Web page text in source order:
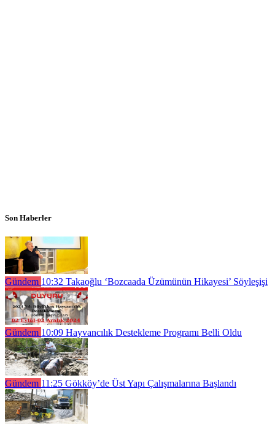
Son Haberler
Gündem 10:32 Takaoğlu ‘Bozcaada Üzümünün Hikayesi’ Söyleşişi
Gündem 10:09 Hayvancılık Destekleme Programı Belli Oldu
Gündem 11:25 Gökköy’de Üst Yapı Çalışmalarına Başlandı